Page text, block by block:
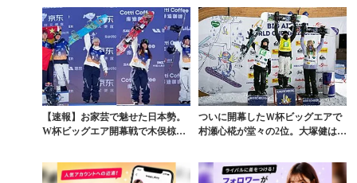
【速報】お家芸で魅せた日本勢。
W杯ビッグエア開幕戦で木俣椋真
ついに開幕したＷ杯ビッグエアで
村瀬心椛が堂々の2位。大塚健は復